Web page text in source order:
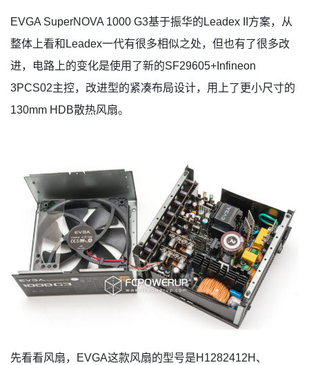
EVGA SuperNOVA 1000 G3基于振华的Leadex II方案，从
整体上看和Leadex一代有很多相似之处，但也有了很多改
进，电路上的变化是使用了新的SF29605+Infineon
3PCS02主控，改进型的紧凑布局设计，用上了更小尺寸的
130mm HDB散热风扇。
先看看风扇，EVGA这款风扇的型号是H1282412H、